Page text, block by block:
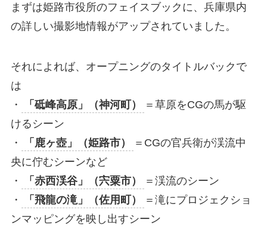
まずは姫路市役所のフェイスブックに、兵庫県内
の詳しい撮影地情報がアップされていました。
それによれば、オープニングのタイトルバックで
は
・
「砥峰高原」（神河町）
＝草原をCGの馬が駆
けるシーン
・
「鹿ヶ壺」（姫路市）
＝CGの官兵衛が渓流中
央に佇むシーンなど
・
「赤西渓谷」（宍粟市）
＝渓流のシーン
・
「飛龍の滝」（佐用町）
＝滝にプロジェクショ
ンマッピングを映し出すシーン